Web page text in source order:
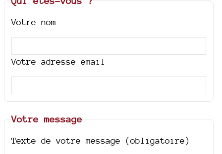
Votre nom
Votre adresse email
Votre message
Texte de votre message (obligatoire)